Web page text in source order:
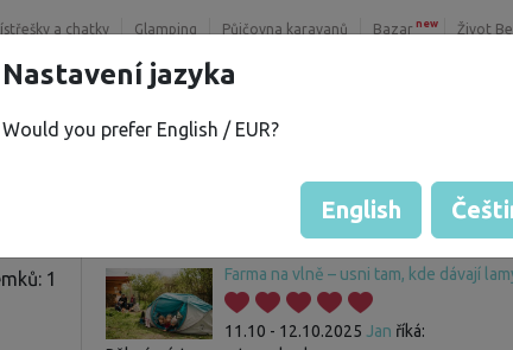
a chatky Glamping Půjčovna karavanů Bazar new Život
1
Host nemá zatím žádné
Hodnocení pozemků
Farma na vlně – usni tam, kde dávají
11.10 - 12.10.2025 Jan říká:
Nastavení jazyka
Would you prefer English / EUR?
English